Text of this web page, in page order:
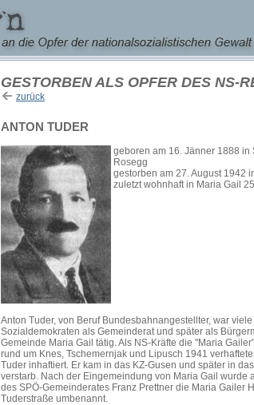
GESTORBEN ALS OPFER DES NS-
zurück
ANTON TUDER
geboren am 16. Jänner 1888 in
Rosegg
gestorben am 27. August 1942
zuletzt wohnhaft in Maria Gail
Anton Tuder, von Beruf Bundesbahnangestellter, war
Sozialdemokraten als Gemeinderat und später als
Gemeinde Maria Gail tätig. Als NS-Kräfte die "Maria
rund um Knes, Tschemernjak und Lipusch 1941
Tuder inhaftiert. Er kam in das KZ-Gusen und später in
verstarb. Nach der Eingemeindung von Maria Gail wurde
des SPÖ-Gemeinderates Franz Prettner die Maria Gailer
Tuderstraße umbenannt.